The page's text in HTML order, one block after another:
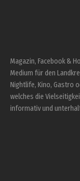
Magazin, Facebook &
Medium für den
Nightlife, Kino, Gastro
welches die
informativ und